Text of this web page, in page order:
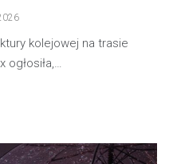
kolejowej na trasie